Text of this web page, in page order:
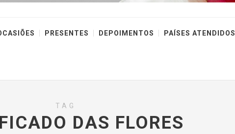
PRESENTES DEPOIMENTOS PAÍSES ATENDIDOS
TAG
DAS FLORES